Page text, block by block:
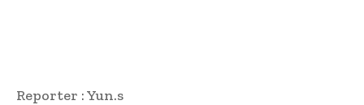
Reporter : Yun.s